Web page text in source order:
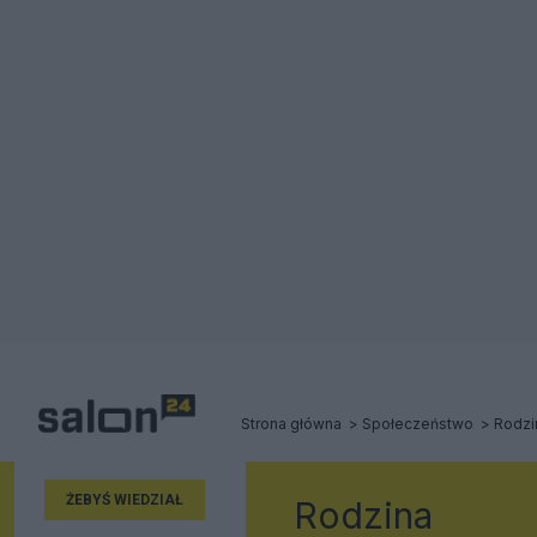
Strona główna Społeczeństwo
ŻEBYŚ WIEDZIAŁ Rodzina